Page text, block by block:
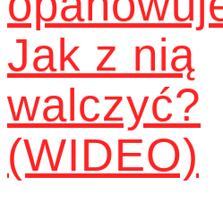
Jak z nią
walczyć?
(WIDEO)